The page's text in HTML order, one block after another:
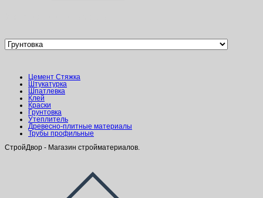
Цемент Стяжка
Штукатурка
Шпатлевка
Клей
Краски
Грунтовка
Утеплитель
Древесно-плитные материалы
Трубы профильные
СтройДвор - Магазин стройматериалов.